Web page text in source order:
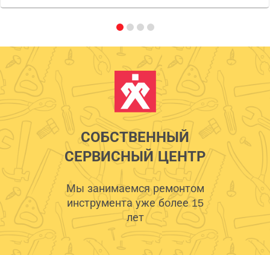
СОБСТВЕННЫЙ
СЕРВИСНЫЙ ЦЕНТР
Мы занимаемся ремонтом
инструмента уже более 15
лет